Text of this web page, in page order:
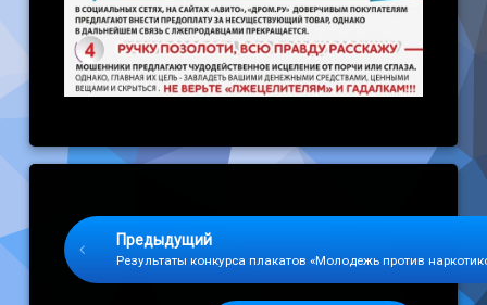
Предыдущий
Результаты конкурса плакатов «Молодежь против